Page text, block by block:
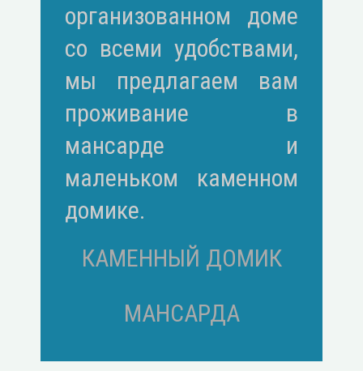
организованном доме
со всеми удобствами,
мы предлагаем вам
проживание в
мансарде и
маленьком каменном
домике.
КАМЕННЫЙ ДОМИК
МАНСАРДА